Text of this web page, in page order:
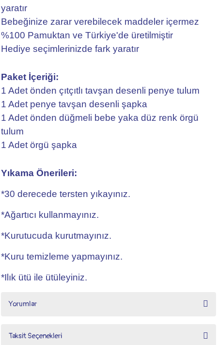
yaratır
Bebeğinize zarar verebilecek maddeler içermez
%100 Pamuktan ve Türkiye'de üretilmiştir
Hediye seçimlerinizde fark yaratır
Paket İçeriği:
1 Adet önden çıtçıtlı tavşan desenli penye tulum
1 Adet penye tavşan desenli şapka
1 Adet önden düğmeli bebe yaka düz renk örgü
tulum
1 Adet örgü şapka
Yıkama Önerileri:
*30 derecede tersten yıkayınız.
*Ağartıcı kullanmayınız.
*Kurutucuda kurutmayınız.
*Kuru temizleme yapmayınız.
*Ilık ütü ile ütüleyiniz.
Yorumlar
Taksit Seçenekleri